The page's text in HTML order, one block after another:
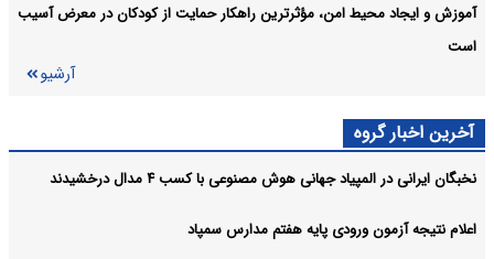
آموزش و ایجاد محیط امن، مؤثرترین راهکار حمایت از کودکان در معرض آسیب
است
آرشیو
آخرین اخبار گروه
نخبگان ایرانی در المپیاد جهانی هوش مصنوعی با کسب ۴ مدال درخشیدند
اعلام نتیجه آزمون ورودی پایه هفتم مدارس سمپاد